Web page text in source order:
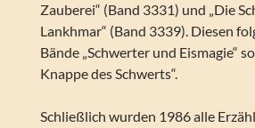
Zauberei“ (Band 3331) und „Die
Lankhmar“ (Band 3339). Diesen
Bände „Schwerter und Eismagie“
Knappe des Schwerts“.
Schließlich wurden 1986 alle